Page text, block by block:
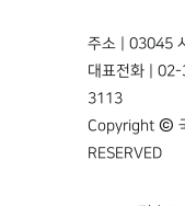
주소 | 03045
대표전화 |
3113
Copyright ©
RESERVED